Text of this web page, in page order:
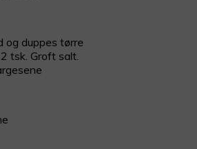
og duppes tørre
tsk. Groft salt.